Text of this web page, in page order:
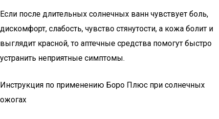
Если после длительных солнечных ванн чувствует боль,
дискомфорт, слабость, чувство стянутости, а кожа болит и
выглядит красной, то аптечные средства помогут быстро
устранить неприятные симптомы.
Инструкция по применению Боро Плюс при солнечных
ожогах